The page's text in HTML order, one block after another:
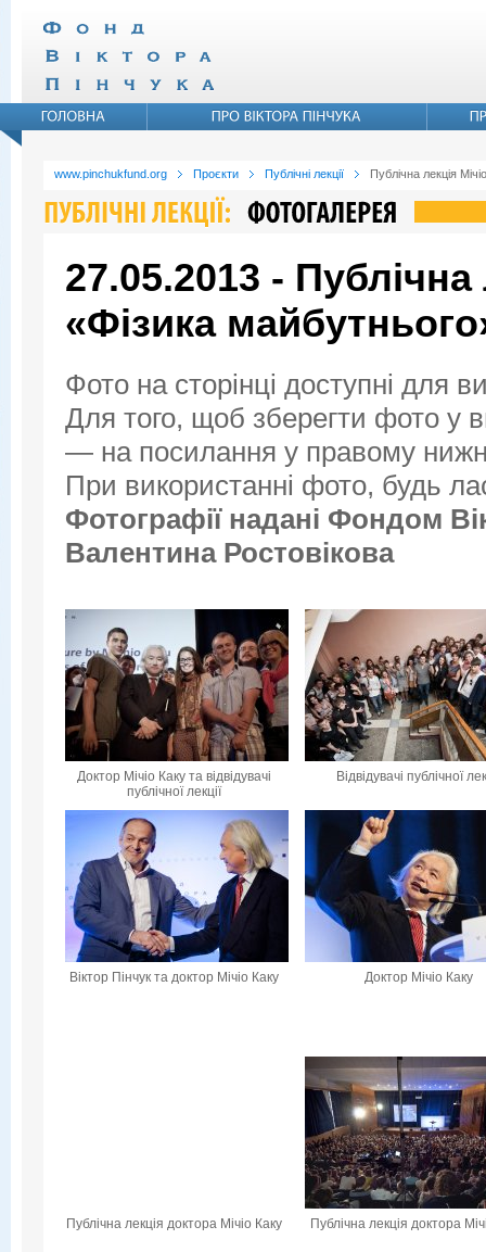
www.pinchukfund.org Проєкти Публічні лекції Публічна лекція
27.05.2013 - Публічна
«Фізика
Фото на сторінці доступні для
Для того, щоб зберегти фото у
— на посилання у правому
При використанні фото, будь
Фотографії надані Фондом
Валентина Ростовікова
Доктор Мічіо Каку та відвідувачі
публічної лекції
Відвідувачі публічної
Віктор Пінчук та доктор Мічіо Каку Доктор Мічіо Каку
Публічна лекція доктора Мічіо Каку Публічна лекція доктора